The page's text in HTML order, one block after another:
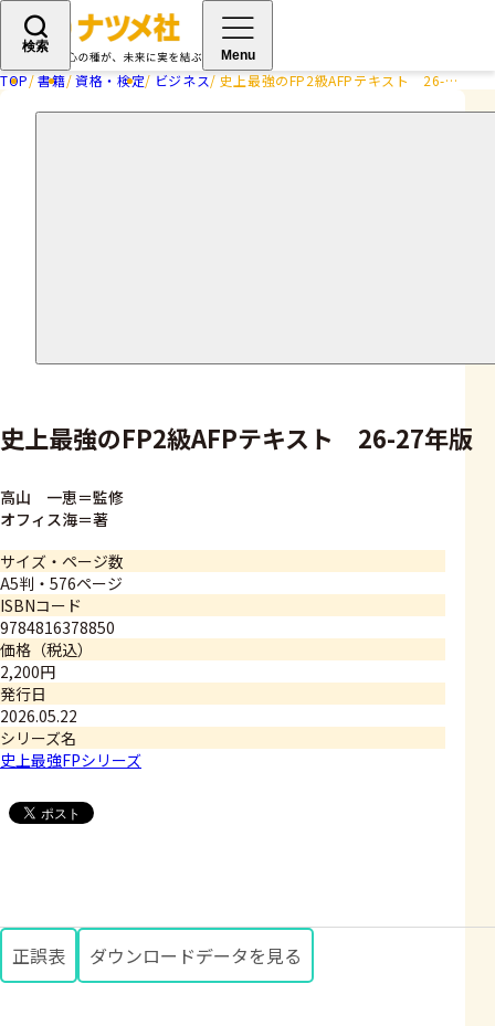
検索
Menu
TOP 書籍 資格・検定 ビジネス 史上最強のFP2級AFPテキスト 26-27年版
史上最強のFP2級AFPテキスト 26-27年版
高山 一恵＝監修
オフィス海＝著
サイズ・ページ数
A5判・576ページ
ISBNコード
9784816378850
価格（税込）
2,200円
発行日
2026.05.22
シリーズ名
史上最強FPシリーズ
正誤表 ダウンロードデータを見る